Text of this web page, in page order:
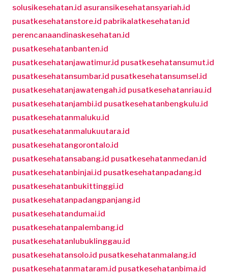
solusikesehatan.id asuransikesehatansyariah.id
pusatkesehatanstore.id pabrikalatkesehatan.id
perencanaandinaskesehatan.id
pusatkesehatanbanten.id
pusatkesehatanjawatimur.id pusatkesehatansumut.id
pusatkesehatansumbar.id pusatkesehatansumsel.id
pusatkesehatanjawatengah.id pusatkesehatanriau.id
pusatkesehatanjambi.id pusatkesehatanbengkulu.id
pusatkesehatanmaluku.id
pusatkesehatanmalukuutara.id
pusatkesehatangorontalo.id
pusatkesehatansabang.id pusatkesehatanmedan.id
pusatkesehatanbinjai.id pusatkesehatanpadang.id
pusatkesehatanbukittinggi.id
pusatkesehatanpadangpanjang.id
pusatkesehatandumai.id
pusatkesehatanpalembang.id
pusatkesehatanlubuklinggau.id
pusatkesehatansolo.id pusatkesehatanmalang.id
pusatkesehatanmataram.id pusatkesehatanbima.id